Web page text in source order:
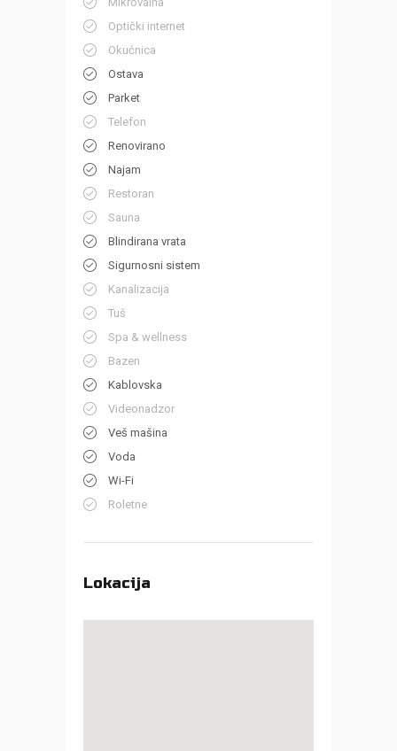
Optički internet
Okućnica
Ostava
Parket
Telefon
Renovirano
Najam
Restoran
Sauna
Blindirana vrata
Sigurnosni sistem
Kanalizacija
Tuš
Spa & wellness
Bazen
Kablovska
Videonadzor
Veš mašina
Voda
Wi-Fi
Roletne
Lokacija